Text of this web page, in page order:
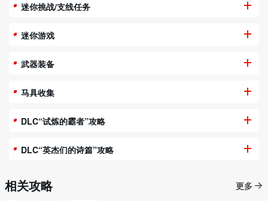
迷你挑战/支线任务
迷你游戏
武器装备
马具收集
DLC“试炼的霸者”攻略
DLC“英杰们的诗篇”攻略
相关攻略
更多